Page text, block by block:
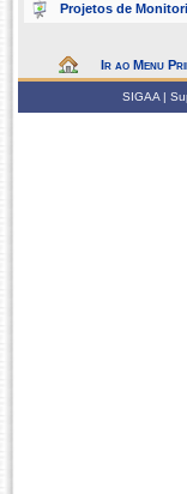
Projetos de
Ir ao Menu
SIGAA |